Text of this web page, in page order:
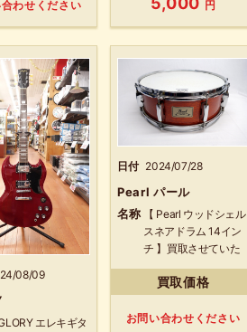
わせください 円
08/09
GLORY エレキギタ
日付 2024/07/28
Pearl パール
名称
【 Pearl ウッドシェル
スネアドラム 14イン
チ 】買取させていた
だきました！
買取価格
お問い合わせください